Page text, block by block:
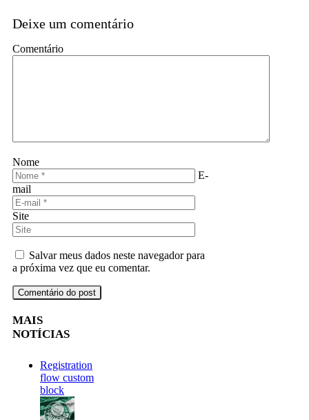
Deixe um comentário
Comentário
Nome
E-
mail
Site
Salvar meus dados neste navegador para
a próxima vez que eu comentar.
MAIS
NOTÍCIAS
Registration
flow custom
block